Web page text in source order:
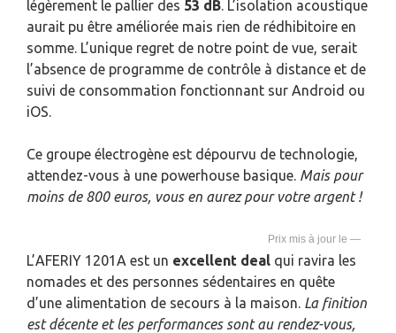
légèrement le pallier des 53 dB. L’isolation acoustique
aurait pu être améliorée mais rien de rédhibitoire en
somme. L’unique regret de notre point de vue, serait
l’absence de programme de contrôle à distance et de
suivi de consommation fonctionnant sur Android ou
iOS.
Ce groupe électrogène est dépourvu de technologie,
attendez-vous à une powerhouse basique. Mais pour
moins de 800 euros, vous en aurez pour votre argent !
—
L’AFERIY 1201A est un excellent deal qui ravira les
nomades et des personnes sédentaires en quête
d’une alimentation de secours à la maison. La finition
est décente et les performances sont au rendez-vous,